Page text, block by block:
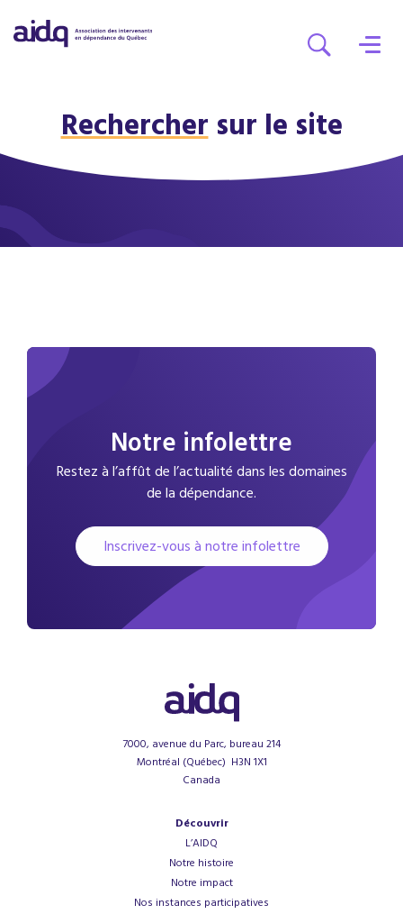
Recherchersur le site
Notre infolettre
Restez à l’affût de l’actualité dans les domaines
de la dépendance.
Inscrivez-vous à notre infolettre
7000, avenue du Parc, bureau 214
Montréal (Québec) H3N 1X1
Canada
Découvrir
L’AIDQ
Notre histoire
Notre impact
Nos instances participatives